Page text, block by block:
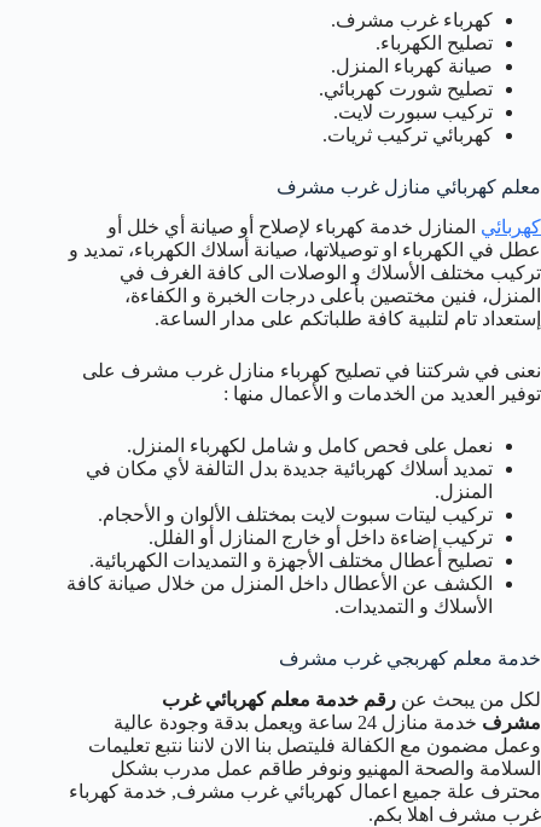
كهرباء غرب مشرف.
تصليح الكهرباء.
صيانة كهرباء المنزل.
تصليح شورت كهربائي.
تركيب سبورت لايت.
كهربائي تركيب ثريات.
معلم كهربائي منازل غرب مشرف
كهربائي المنازل خدمة كهرباء لإصلاح أو صيانة أي خلل أو
عطل في الكهرباء او توصيلاتها، صيانة أسلاك الكهرباء، تمديد و
تركيب مختلف الأسلاك و الوصلات الى كافة الغرف في
المنزل، فنين مختصين بأعلى درجات الخبرة و الكفاءة،
إستعداد تام لتلبية كافة طلباتكم على مدار الساعة.
نعنى في شركتنا في تصليح كهرباء منازل غرب مشرف على
توفير العديد من الخدمات و الأعمال منها :
نعمل على فحص كامل و شامل لكهرباء المنزل.
تمديد أسلاك كهربائية جديدة بدل التالفة لأي مكان في
المنزل.
تركيب ليتات سبوت لايت بمختلف الألوان و الأحجام.
تركيب إضاءة داخل أو خارج المنازل أو الفلل.
تصليح أعطال مختلف الأجهزة و التمديدات الكهربائية.
الكشف عن الأعطال داخل المنزل من خلال صيانة كافة
الأسلاك و التمديدات.
خدمة معلم كهربجي غرب مشرف
لكل من يبحث عن رقم خدمة معلم كهربائي غرب
مشرف
خدمة منازل 24 ساعة ويعمل بدقة وجودة عالية
وعمل مضمون مع الكفالة فليتصل بنا الان لاننا نتبع تعليمات
السلامة والصحة المهنيو ونوفر طاقم عمل مدرب بشكل
محترف علة جميع اعمال كهربائي غرب مشرف, خدمة كهرباء
غرب مشرف اهلا بكم.